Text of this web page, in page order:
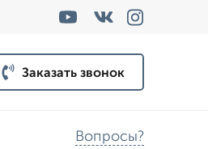
Заказать звонок
Вопросы?